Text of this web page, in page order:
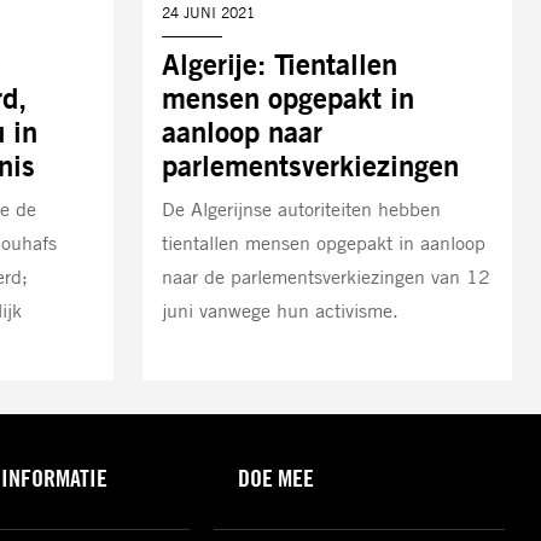
in
de
Algerije: Tientallen
mensen opgepakt in
aanloop naar
parlementsverkiezingen
DATUM:
24 JUNI 2021
De Algerijnse autoriteiten hebben
tientallen mensen opgepakt in aanloop
naar de parlementsverkiezingen van 12
juni vanwege hun activisme.
DOE MEE